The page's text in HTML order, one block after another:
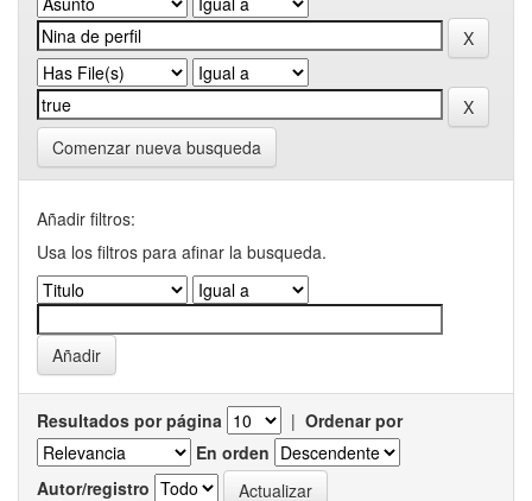
Comenzar nueva busqueda
Añadir filtros:
Usa los filtros para afinar la busqueda.
Resultados por página | Ordenar por
En orden
Autor/registro